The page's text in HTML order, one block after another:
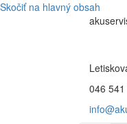
Skočiť na hlavný obsah
aku
046